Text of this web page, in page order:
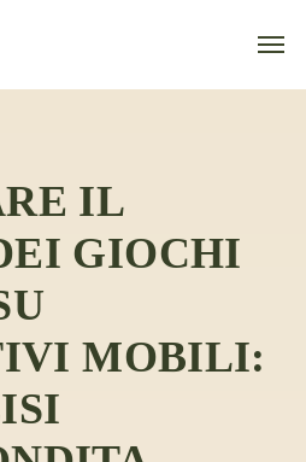
Menu
IL
GIOCHI
MOBILI: